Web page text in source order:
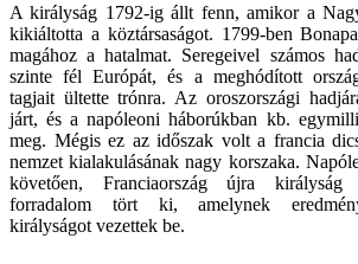
A királyság 1792-ig állt fenn, amikor a
kikiáltotta a köztársaságot. 1799-ben
magához a hatalmat. Seregeivel számos
szinte fél Európát, és a meghódított
tagjait ültette trónra. Az oroszországi
járt, és a napóleoni háborúkban kb.
meg. Mégis ez az időszak volt a francia
nemzet kialakulásának nagy korszaka.
követően, Franciaország újra királyság
forradalom tört ki, amelynek
királyságot vezettek be.